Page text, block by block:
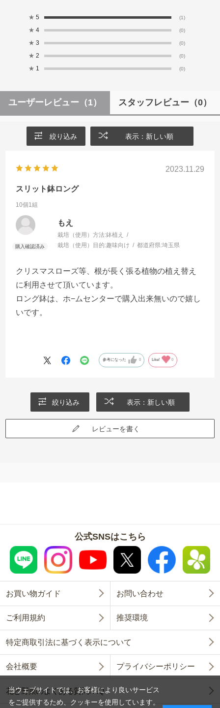
★ 5 (1)
★ 4 (0)
★ 3 (0)
★ 2 (0)
★ 1 (0)
ユーザーレビュー （1） スタッフレビュー （0）
絞り込み 表示：新しい順
2023.11.29
スリット鉢ロング
10個1組
もえ
栽培（使用）方法:鉢植え
栽培（使用）目的:趣味向け 都道府県:埼玉県
クリスマスローズ等、根が長く張る植物の植え替え
に利用させて頂いています。
ロング鉢は、ホ−ムセンターで購入出来無いので嬉し
いです。
参考になった 0 Like! 0
絞り込み 表示：新しい順
レビューを書く
公式SNSはこちら
お買い物ガイド お問い合わせ
ご利用規約 推奨環境
特定商取引法に基づく表示について
会社概要 プライバシーポリシー
花と野菜のよくある質問FAQ
当ウェブサイトでは、お客様により良いサービス
をご提供するため、クッキーを使用しています。